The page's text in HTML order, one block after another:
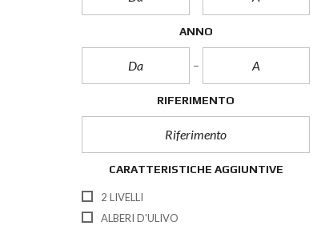
ANNO
RIFERIMENTO
CARATTERISTICHE AGGIUNTIVE
2 LIVELLI
ALBERI D'ULIVO